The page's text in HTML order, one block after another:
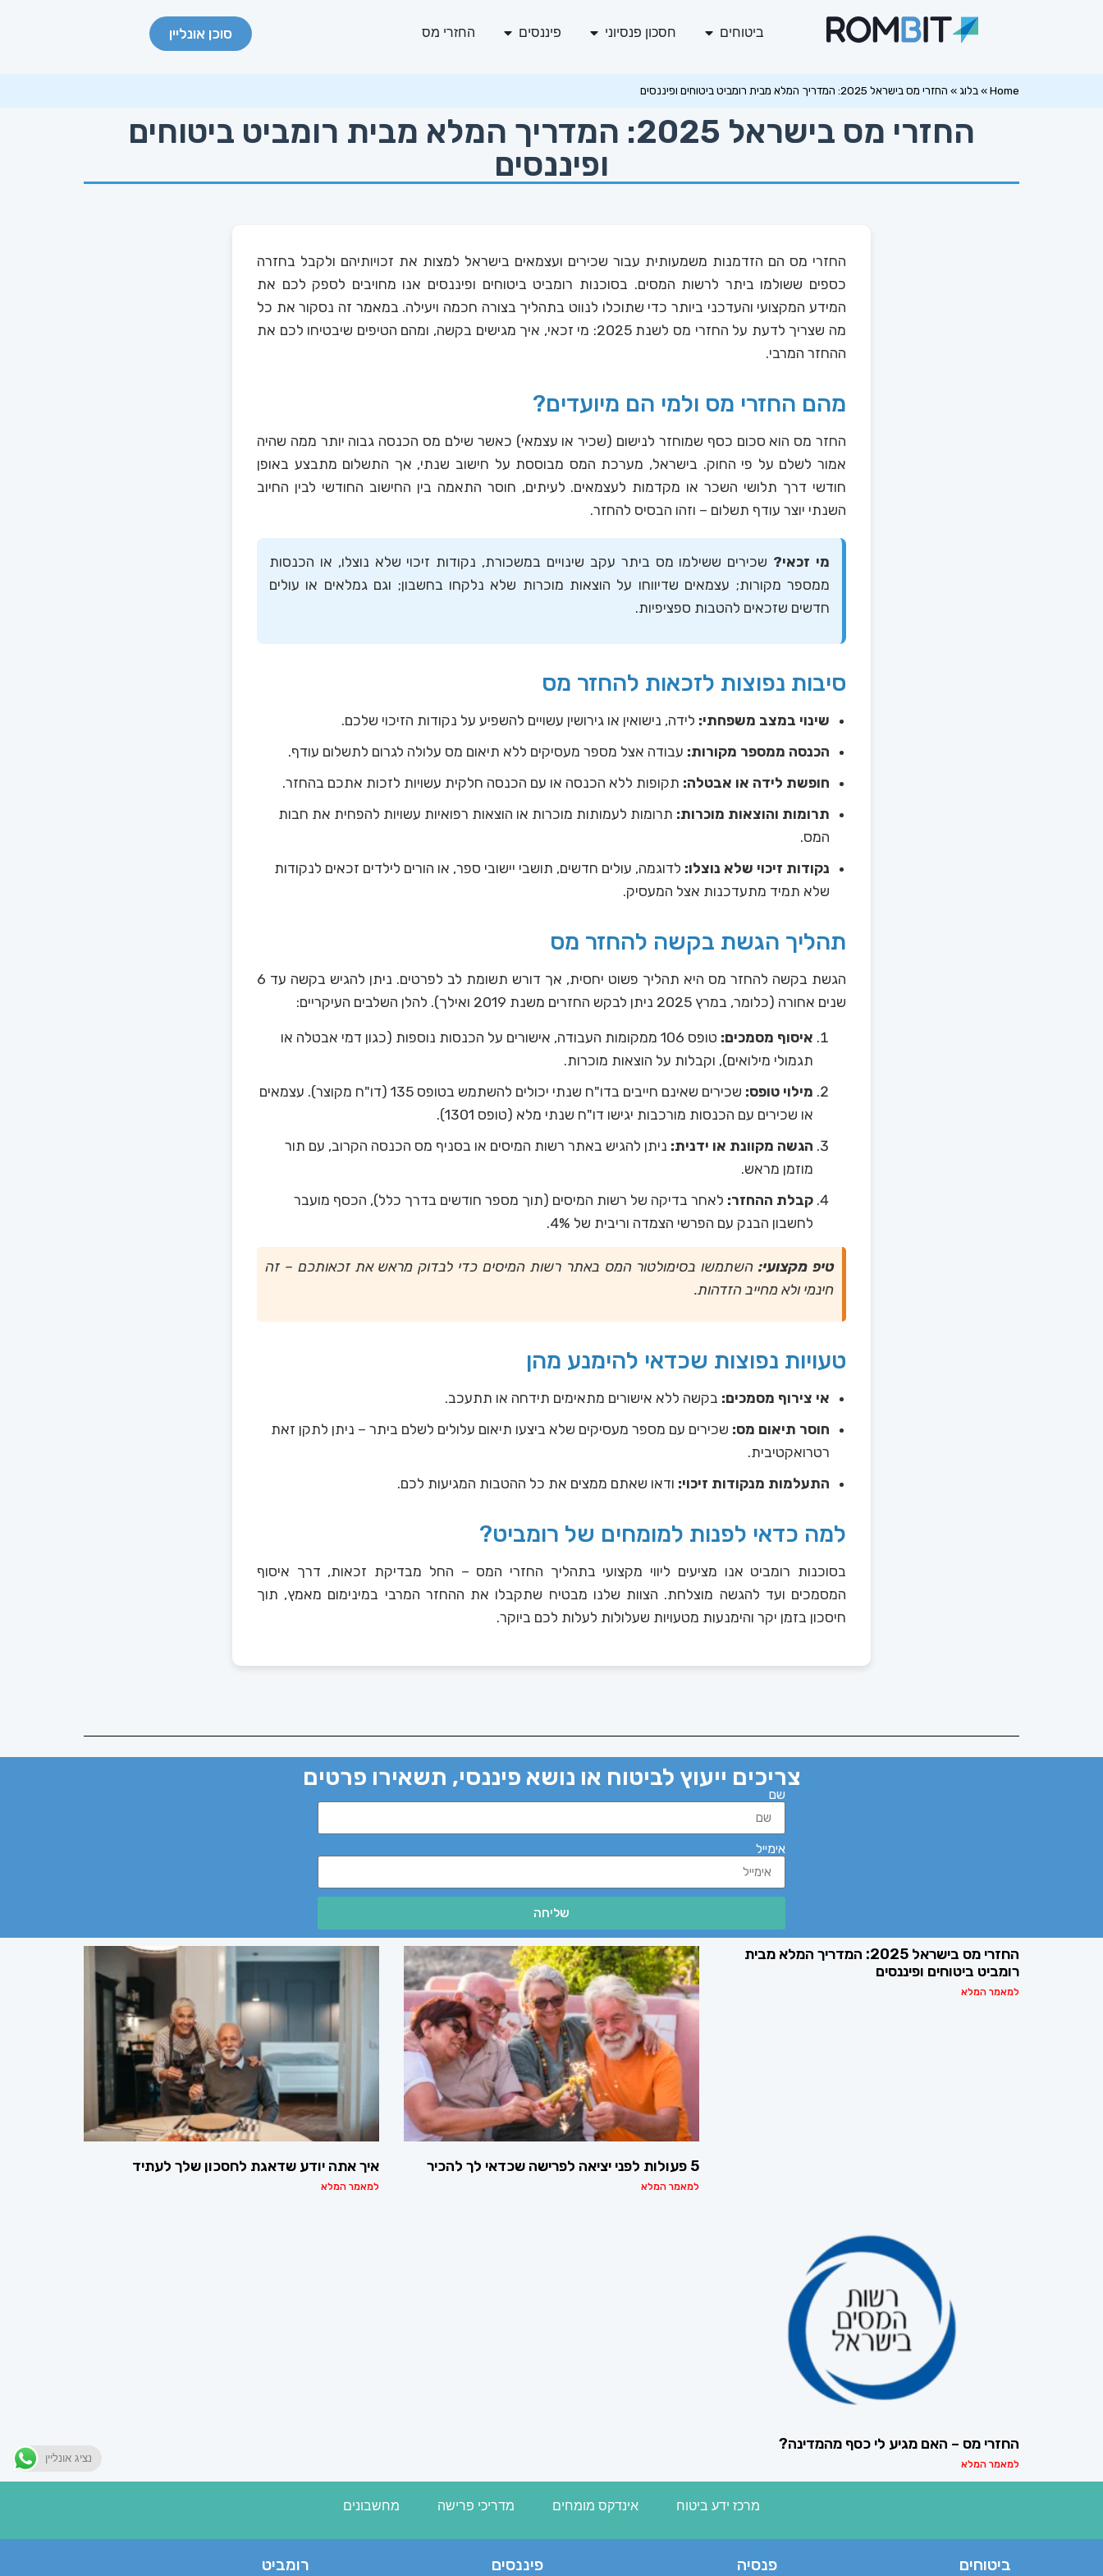
ביטוחים חסכון פנסיוני פיננסים החזרי מס סוכן אונליין
Home
» בלוג » החזרי מס בישראל 2025: המדריך המלא מבית רומביט ביטוחים ופיננסים
החזרי מס בישראל 2025: המדריך המלא מבית רומביט ביטוחים
ופיננסים
החזרי מס הם הזדמנות משמעותית עבור שכירים ועצמאים בישראל למצות את זכויותיהם ולקבל בחזרה
כספים ששולמו ביתר לרשות המסים. בסוכנות רומביט ביטוחים ופיננסים אנו מחויבים לספק לכם את
המידע המקצועי והעדכני ביותר כדי שתוכלו לנווט בתהליך בצורה חכמה ויעילה. במאמר זה נסקור את כל
מה שצריך לדעת על החזרי מס לשנת 2025: מי זכאי, איך מגישים בקשה, ומהם הטיפים שיבטיחו לכם את
ההחזר המרבי.
מהם החזרי מס ולמי הם מיועדים?
החזר מס הוא סכום כסף שמוחזר לנישום (שכיר או עצמאי) כאשר שילם מס הכנסה גבוה יותר ממה שהיה
אמור לשלם על פי החוק. בישראל, מערכת המס מבוססת על חישוב שנתי, אך התשלום מתבצע באופן
חודשי דרך תלושי השכר או מקדמות לעצמאים. לעיתים, חוסר התאמה בין החישוב החודשי לבין החיוב
השנתי יוצר עודף תשלום – וזהו הבסיס להחזר.
מי זכאי? שכירים ששילמו מס ביתר עקב שינויים במשכורת, נקודות זיכוי שלא נוצלו, או הכנסות
ממספר מקורות; עצמאים שדיווחו על הוצאות מוכרות שלא נלקחו בחשבון; וגם גמלאים או עולים
חדשים שזכאים להטבות ספציפיות.
סיבות נפוצות לזכאות להחזר מס
שינוי במצב משפחתי: לידה, נישואין או גירושין עשויים להשפיע על נקודות הזיכוי שלכם.
הכנסה ממספר מקורות: עבודה אצל מספר מעסיקים ללא תיאום מס עלולה לגרום לתשלום עודף.
חופשת לידה או אבטלה: תקופות ללא הכנסה או עם הכנסה חלקית עשויות לזכות אתכם בהחזר.
תרומות והוצאות מוכרות: תרומות לעמותות מוכרות או הוצאות רפואיות עשויות להפחית את חבות
המס.
נקודות זיכוי שלא נוצלו: לדוגמה, עולים חדשים, תושבי יישובי ספר, או הורים לילדים זכאים לנקודות
שלא תמיד מתעדכנות אצל המעסיק.
תהליך הגשת בקשה להחזר מס
הגשת בקשה להחזר מס היא תהליך פשוט יחסית, אך דורש תשומת לב לפרטים. ניתן להגיש בקשה עד 6
שנים אחורה (כלומר, במרץ 2025 ניתן לבקש החזרים משנת 2019 ואילך). להלן השלבים העיקריים:
איסוף מסמכים:
טופס 106 ממקומות העבודה, אישורים על הכנסות נוספות (כגון דמי אבטלה או
תגמולי מילואים), וקבלות על הוצאות מוכרות.
מילוי טופס:
שכירים שאינם חייבים בדו"ח שנתי יכולים להשתמש בטופס 135 (דו"ח מקוצר). עצמאים
או שכירים עם הכנסות מורכבות יגישו דו"ח שנתי מלא (טופס 1301).
הגשה מקוונת או ידנית: ניתן להגיש באתר רשות המיסים או בסניף מס הכנסה הקרוב, עם תור
מוזמן מראש.
קבלת ההחזר: לאחר בדיקה של רשות המיסים (תוך מספר חודשים בדרך כלל), הכסף מועבר
לחשבון הבנק עם הפרשי הצמדה וריבית של 4%.
טיפ מקצועי:השתמשו בסימולטור המס באתר רשות המיסים כדי לבדוק מראש את זכאותכם – זה
חינמי ולא מחייב הזדהות.
טעויות נפוצות שכדאי להימנע מהן
אי צירוף מסמכים: בקשה ללא אישורים מתאימים תידחה או תתעכב.
חוסר תיאום מס: שכירים עם מספר מעסיקים שלא ביצעו תיאום עלולים לשלם ביתר – ניתן לתקן זאת
רטרואקטיבית.
התעלמות מנקודות זיכוי: ודאו שאתם ממצים את כל ההטבות המגיעות לכם.
למה כדאי לפנות למומחים של רומביט?
בסוכנות רומביט אנו מציעים ליווי מקצועי בתהליך החזרי המס – החל מבדיקת זכאות, דרך איסוף
המסמכים ועד להגשה מוצלחת. הצוות שלנו מבטיח שתקבלו את ההחזר המרבי במינימום מאמץ, תוך
חיסכון בזמן יקר והימנעות מטעויות שעלולות לעלות לכם ביוקר.
צריכים ייעוץ לביטוח או נושא פיננסי, תשאירו פרטים
שם
אימייל
שליחה
החזרי מס בישראל 2025: המדריך המלא מבית
רומביט ביטוחים ופיננסים
למאמר המלא
5 פעולות לפני יציאה לפרישה שכדאי לך להכיר
למאמר המלא
איך אתה יודע שדאגת לחסכון שלך לעתיד
למאמר המלא
החזרי מס – האם מגיע לי כסף מהמדינה?
למאמר המלא
מרכז ידע ביטוח אינדקס מומחים מדריכי פרישה מחשבונים
ביטוחים פנסיה פיננסים רומביט
נציג אונליין